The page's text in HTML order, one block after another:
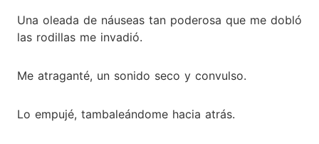
Una oleada de náuseas tan poderosa que me dobló
las rodillas me invadió.
Me atraganté, un sonido seco y convulso.
Lo empujé, tambaleándome hacia atrás.